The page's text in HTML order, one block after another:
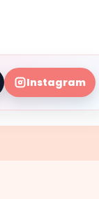
Instagram